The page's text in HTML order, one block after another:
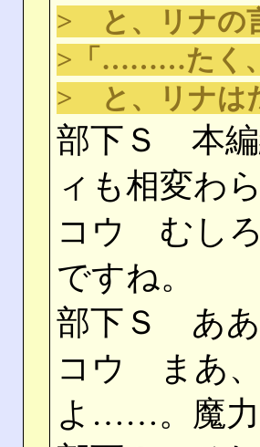
> と、リナの
>「………たく
> と、リナは
部下Ｓ 本編
ィも相変わ
コウ むしろ
ですね。
部下Ｓ あ
コウ まあ、
よ……。魔力